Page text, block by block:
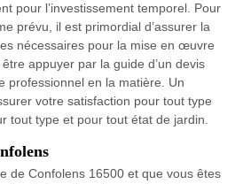
pour l’investissement temporel. Pour
prévu, il est primordial d’assurer la
nécessaires pour la mise en œuvre
appuyer par la guide d’un devis
professionnel en la matière. Un
votre satisfaction pour tout type
tout type et pour tout état de jardin.
de Confolens 16500 et que vous êtes